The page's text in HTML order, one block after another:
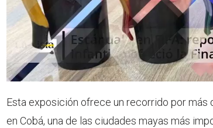
Esta exposición ofrece un recorrido por
en Cobá, una de las ciudades mayas más